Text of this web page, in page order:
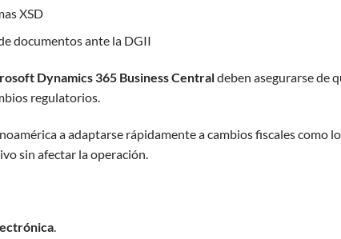
XSD
documentos ante la DGII
Dynamics 365 Business Centraldeben asegurarse de
regulatorios.
a adaptarse rápidamente a cambios fiscales como
sin afectar la operación.
.